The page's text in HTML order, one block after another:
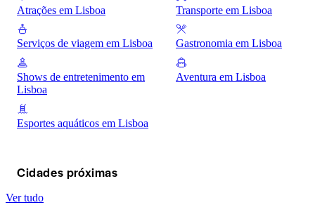
Atrações em Lisboa Transporte em Lisboa
Serviços de viagem em Lisboa Gastronomia em Lisboa
Shows de entretenimento em
Lisboa
Aventura em Lisboa
Esportes aquáticos em Lisboa
Cidades próximas
Ver tudo